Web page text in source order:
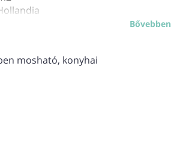
Bővebben
mosható, konyhai